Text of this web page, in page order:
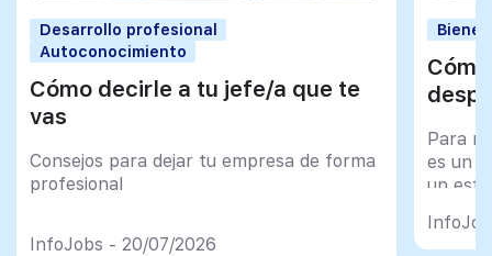
Desarrollo profesional
Autoconocimiento
Cómo decirle a tu jefe/a que te
vas
Consejos para dejar tu empresa de forma
profesional
InfoJobs - 20/07/2026
Para
es un
un